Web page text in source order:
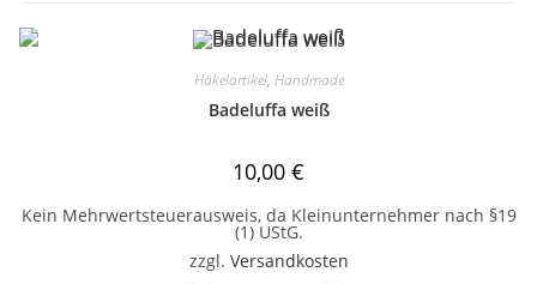
Häkelartikel, Handmade
Badeluffa weiß
10,00 €
Kein Mehrwertsteuerausweis, da Kleinunternehmer nach §19
(1) UStG.
zzgl. Versandkosten